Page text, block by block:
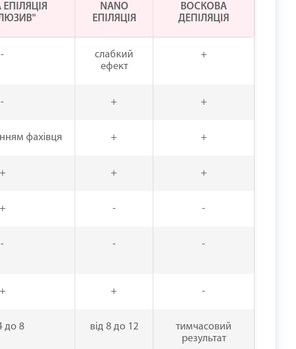
-
слабкий
ефект
+
- + +
фахівця + +
+ + +
+ - -
- - -
+ + -
до 8 від 8 до 12
тимчасовий
результат
NANO
ЕПІЛЯЦІЯ
ВОСКОВА
ДЕПІЛЯЦІЯ